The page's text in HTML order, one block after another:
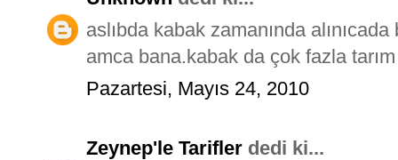
aslıbda kabak zamanında
amca bana.kabak da çok fazla tarım
Pazartesi, Mayıs 24, 2010
Zeynep'le Tarifler dedi ki...